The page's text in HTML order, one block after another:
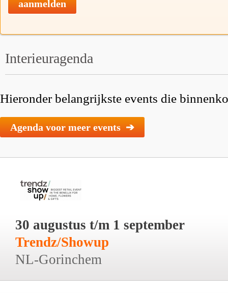
aanmelden
Interieuragenda
Hieronder belangrijkste events die
Agenda voor meer events ➔
30 augustus t/m 1 september
Trendz/Showup
NL-Gorinchem